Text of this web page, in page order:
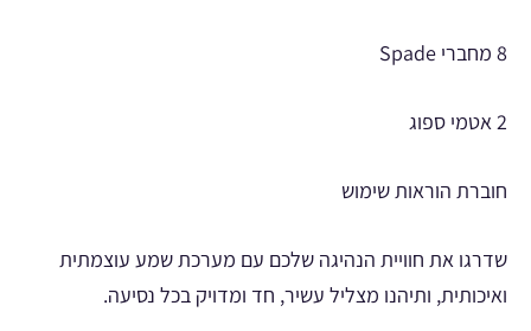
8 מחברי Spade
2 אטמי ספוג
חוברת הוראות שימוש
שדרגו את חוויית הנהיגה שלכם עם מערכת שמע עוצמתית
ואיכותית, ותיהנו מצליל עשיר, חד ומדויק בכל נסיעה.